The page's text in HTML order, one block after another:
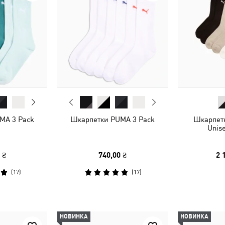
3 Pack
₴
(17)
Шкарпетки PUMA 3 Pack
740,00 ₴
(17)
2
НОВИНКА НОВИНКА